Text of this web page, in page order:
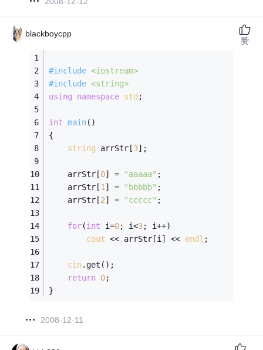
blackboycpp
#include <iostream>
#include <string>
using
namespace std ;
int main()
{
string arrStr[3];
    arrStr[
0] = "aaaaa" ;
    arrStr[
1 ] = "bbbbb" ;
    arrStr[
2] = "ccccc" ;
for(int i=0; i<3; i++)
cout << arrStr[i] << endl ;
cin.get();
return 0;
}
2008-12-11
赞